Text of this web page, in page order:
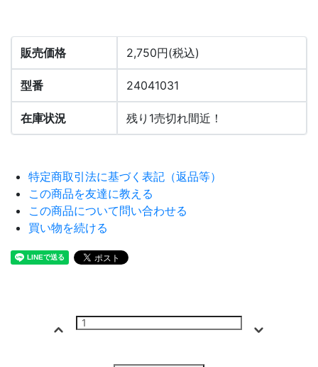
販売価格 2,750円(税込)
型番 24041031
在庫状況 残り1売切れ間近！
特定商取引法に基づく表記（返品等）
この商品を友達に教える
この商品について問い合わせる
買い物を続ける